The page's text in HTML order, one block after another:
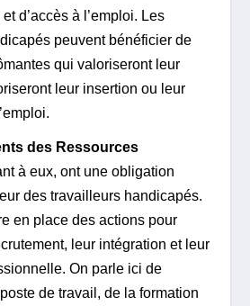
d’accès à l’emploi. Les
peuvent bénéficier de
qui valoriseront leur
leur insertion ou leur
des Ressources
à eux, ont une obligation
des travailleurs handicapés.
en place des actions pour
leur intégration et leur
On parle ici de
poste de travail, de la formation